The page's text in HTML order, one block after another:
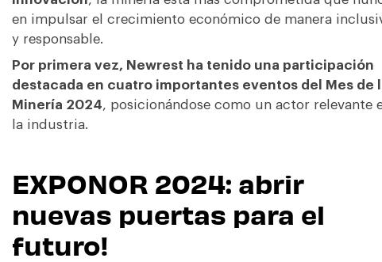
en impulsar el crecimiento económico de manera
y responsable.
Por primera vez, Newrest ha tenido una participación
destacada en cuatro importantes eventos del Mes de
Minería 2024, posicionándose como un actor relevante
la industria.
EXPONOR 2024: abrir
nuevas puertas para el
futuro!